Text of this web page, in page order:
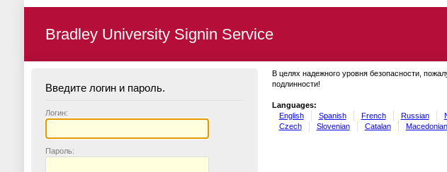
Bradley University Signin Service
Введите логин и пароль.
Логин:
Пароль:
В целях надежного уровня безопасности,
подлинности!
Languages:
English
Spanish French Russian
Czech
Slovenian Catalan Macedonian